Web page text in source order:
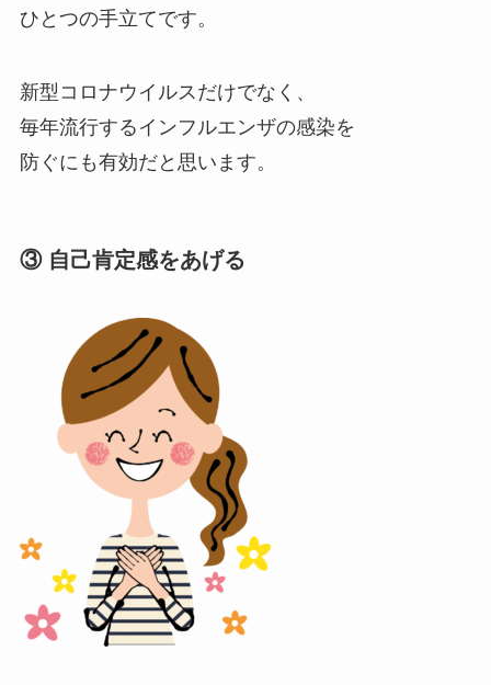
ひとつの手立てです。
新型コロナウイルスだけでなく、
毎年流行するインフルエンザの感染を
防ぐにも有効だと思います。
③ 自己肯定感をあげる